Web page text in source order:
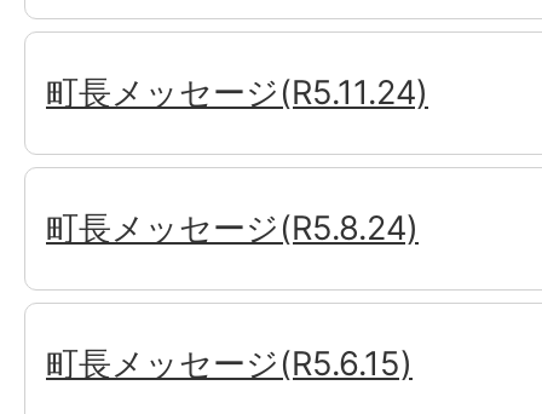
町長メッセージ(R5.11.24)
町長メッセージ(R5.8.24)
町長メッセージ(R5.6.15)